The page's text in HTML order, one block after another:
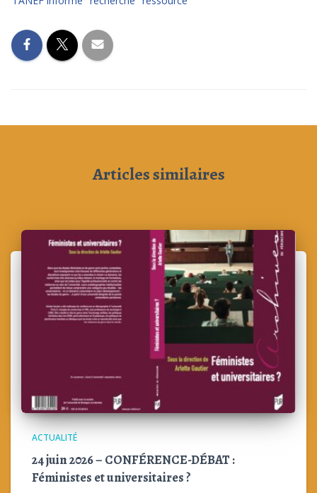
Articles similaires
ACTUALITÉ
24 juin 2026 – CONFÉRENCE-DÉBAT :
Féministes et universitaires ?